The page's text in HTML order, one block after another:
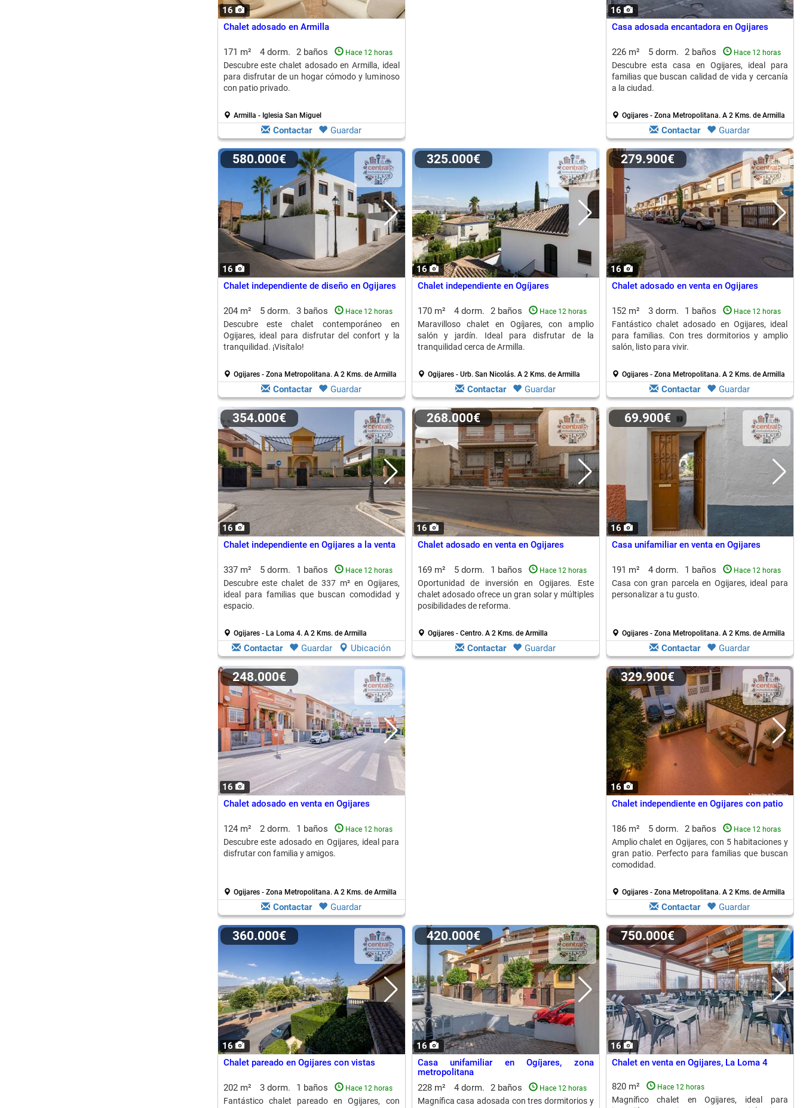
16
Chalet adosado en Armilla
171 m² 4 dorm. 2 baños Hace 12 horas
Descubre este chalet adosado en Armilla, ideal
para disfrutar de un hogar cómodo y luminoso
con patio privado.
Armilla - Iglesia San Miguel
Contactar Guardar
16
Casa adosada encantadora en Ogijares
226 m² 5 dorm. 2 baños Hace 12 horas
Descubre esta casa en Ogijares, ideal para
familias que buscan calidad de vida y cercanía
a la ciudad.
Ogijares - Zona Metropolitana. A 2 Kms. de Armilla
Contactar Guardar
16
580.000€
Chalet independiente de diseño en Ogijares
204 m² 5 dorm. 3 baños Hace 12 horas
Descubre este chalet contemporáneo en
Ogijares, ideal para disfrutar del confort y la
tranquilidad. ¡Visítalo!
Ogijares - Zona Metropolitana. A 2 Kms. de Armilla
Contactar Guardar
16
325.000€
Chalet independiente en Ogíjares
170 m² 4 dorm. 2 baños Hace 12 horas
Maravilloso chalet en Ogíjares, con amplio
salón y jardín. Ideal para disfrutar de la
tranquilidad cerca de Armilla.
Ogijares - Urb. San Nicolás. A 2 Kms. de Armilla
Contactar Guardar
16
279.900€
Chalet adosado en venta en Ogijares
152 m² 3 dorm. 1 baños Hace 12 horas
Fantástico chalet adosado en Ogijares, ideal
para familias. Con tres dormitorios y amplio
salón, listo para vivir.
Ogijares - Zona Metropolitana. A 2 Kms. de Armilla
Contactar Guardar
16
354.000€
Chalet independiente en Ogijares a la venta
337 m² 5 dorm. 1 baños Hace 12 horas
Descubre este chalet de 337 m² en Ogijares,
ideal para familias que buscan comodidad y
espacio.
Ogijares - La Loma 4. A 2 Kms. de Armilla
Contactar Guardar Ubicación
16
268.000€
Chalet adosado en venta en Ogijares
169 m² 5 dorm. 1 baños Hace 12 horas
Oportunidad de inversión en Ogijares. Este
chalet adosado ofrece un gran solar y múltiples
posibilidades de reforma.
Ogijares - Centro. A 2 Kms. de Armilla
Contactar Guardar
16
69.900€
Casa unifamiliar en venta en Ogijares
191 m² 4 dorm. 1 baños Hace 12 horas
Casa con gran parcela en Ogijares, ideal para
personalizar a tu gusto.
Ogijares - Zona Metropolitana. A 2 Kms. de Armilla
Contactar Guardar
16
248.000€
Chalet adosado en venta en Ogijares
124 m² 2 dorm. 1 baños Hace 12 horas
Descubre este adosado en Ogijares, ideal para
disfrutar con familia y amigos.
Ogijares - Zona Metropolitana. A 2 Kms. de Armilla
Contactar Guardar
16
329.900€
Chalet independiente en Ogijares con patio
186 m² 5 dorm. 2 baños Hace 12 horas
Amplio chalet en Ogijares, con 5 habitaciones y
gran patio. Perfecto para familias que buscan
comodidad.
Ogijares - Zona Metropolitana. A 2 Kms. de Armilla
Contactar Guardar
16
360.000€
Chalet pareado en Ogijares con vistas
202 m² 3 dorm. 1 baños Hace 12 horas
Fantástico chalet pareado en Ogijares, con
16
420.000€
Casa unifamiliar en Ogíjares, zona
metropolitana
228 m²
4 dorm. 2 baños Hace 12 horas
Magnífica casa adosada con tres dormitorios y
16
750.000€
Chalet en venta en Ogijares, La Loma 4
820 m² Hace 12 horas
Magnífico chalet en Ogijares, ideal para